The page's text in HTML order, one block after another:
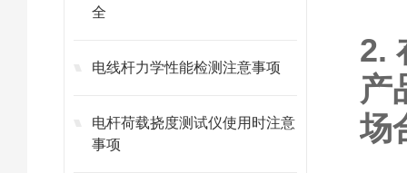
全
电线杆力学性能检测注意事项
电杆荷载挠度测试仪使用时注意
事项
2.
产
场